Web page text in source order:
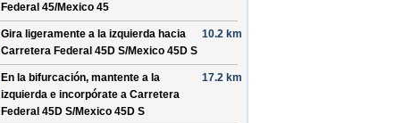
Federal 45/Mexico 45
Gira ligeramente a la izquierda hacia
Carretera Federal 45D S/Mexico 45D S
10.2 km
En la bifurcación, mantente a la
izquierda e incorpórate a Carretera
Federal 45D S/Mexico 45D S
17.2 km